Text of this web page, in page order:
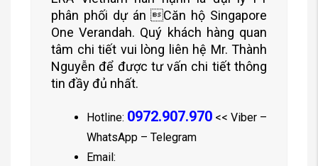
phân phối dự án Căn hộ Singapore
One Verandah. Quý khách hàng quan
tâm chi tiết vui lòng liên hệ Mr. Thành
Nguyễn để được tư vấn chi tiết thông
tin đầy đủ nhất.
Hotline: 0972.907.970 << Viber –
WhatsApp – Telegram
Email: